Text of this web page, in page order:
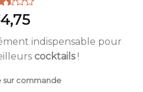
4,75
indispensable pour
cocktails!
sur commande